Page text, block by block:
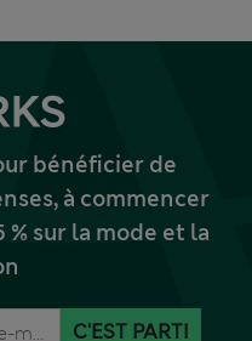
bénéficier de
à commencer
sur la mode et la
C'EST PARTI